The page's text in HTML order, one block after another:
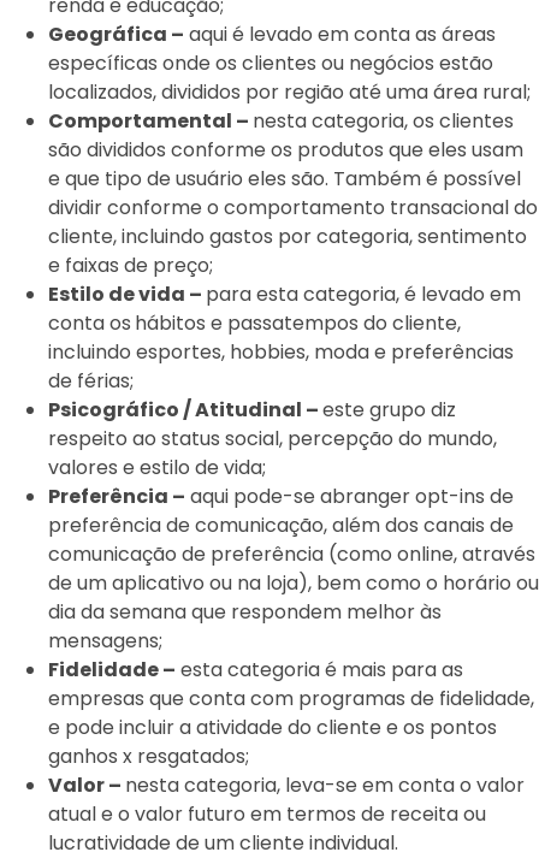
Geográfica – aqui é levado em conta as áreas
específicas onde os clientes ou negócios estão
localizados, divididos por região até uma área rural;
Comportamental – nesta categoria, os clientes
são divididos conforme os produtos que eles usam
e que tipo de usuário eles são. Também é possível
dividir conforme o comportamento transacional do
cliente, incluindo gastos por categoria, sentimento
e faixas de preço;
Estilo de vida – para esta categoria, é levado em
conta os hábitos e passatempos do cliente,
incluindo esportes, hobbies, moda e preferências
de férias;
Psicográfico / Atitudinal –este grupo diz
respeito ao status social, percepção do mundo,
valores e estilo de vida;
Preferência – aqui pode-se abranger opt-ins de
preferência de comunicação, além dos canais de
comunicação de preferência (como online, através
de um aplicativo ou na loja), bem como o horário ou
dia da semana que respondem melhor às
mensagens;
Fidelidade – esta categoria é mais para as
empresas que conta com programas de fidelidade,
e pode incluir a atividade do cliente e os pontos
ganhos x resgatados;
Valor – nesta categoria, leva-se em conta o valor
atual e o valor futuro em termos de receita ou
lucratividade de um cliente individual.